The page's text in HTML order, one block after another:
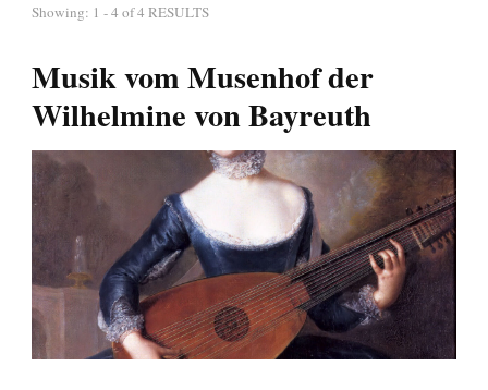
Showing: 1 - 4 of 4 RESULTS
Musik vom Musenhof der
Wilhelmine von Bayreuth